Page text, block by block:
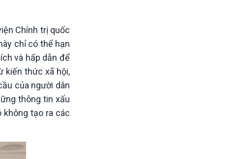
Chính trị quốc
chỉ có thể hạn
và hấp dẫn để
kiến thức xã hội,
của người dân
thông tin xấu
không tạo ra các